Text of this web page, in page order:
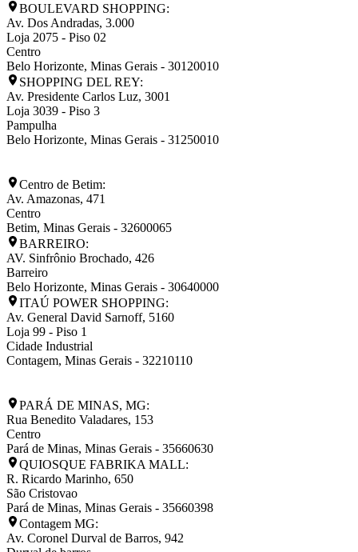
BOULEVARD SHOPPING:
Av. Dos Andradas, 3.000
Loja 2075 - Piso 02
Centro
Belo Horizonte, Minas Gerais - 30120010
SHOPPING DEL REY:
Av. Presidente Carlos Luz, 3001
Loja 3039 - Piso 3
Pampulha
Belo Horizonte, Minas Gerais - 31250010
Centro de Betim:
Av. Amazonas, 471
Centro
Betim, Minas Gerais - 32600065
BARREIRO:
AV. Sinfrônio Brochado, 426
Barreiro
Belo Horizonte, Minas Gerais - 30640000
ITAÚ POWER SHOPPING:
Av. General David Sarnoff, 5160
Loja 99 - Piso 1
Cidade Industrial
Contagem, Minas Gerais - 32210110
PARÁ DE MINAS, MG:
Rua Benedito Valadares, 153
Centro
Pará de Minas, Minas Gerais - 35660630
QUIOSQUE FABRIKA MALL:
R. Ricardo Marinho, 650
São Cristovao
Pará de Minas, Minas Gerais - 35660398
Contagem MG:
Av. Coronel Durval de Barros, 942